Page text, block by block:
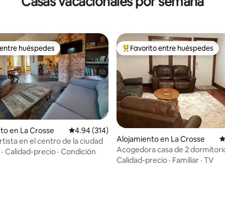
huéspedes
huéspedes
en La Crosse Calificación promedio: 4.94 de 5, 314 reseñas
4.94 (314)
en el centro de la ciudad
· Calidad-precio · Condición
Favorito entre huéspedes
Favorito entre huéspedes
Alojamiento en La Crosse
Acogedora casa de 2
del río Misisipi
Calidad-precio · Familiar · TV